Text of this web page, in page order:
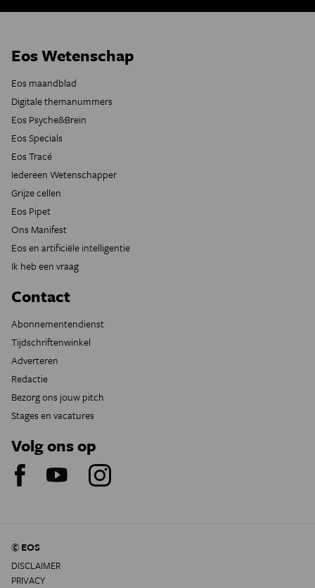
Eos Wetenschap
Eos maandblad
Digitale themanummers
Eos Psyche&Brein
Eos Specials
Eos Tracé
Iedereen Wetenschapper
Grijze cellen
Eos Pipet
Ons Manifest
Eos en artificiële intelligentie
Ik heb een vraag
Contact
Abonnementendienst
Tijdschriftenwinkel
Adverteren
Redactie
Bezorg ons jouw pitch
Stages en vacatures
Volg ons op
© EOS
DISCLAIMER
PRIVACY